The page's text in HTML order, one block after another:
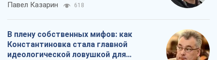
Павел Казарин 618
В плену собственных мифов: как
Константиновка стала главной
идеологической ловушкой для